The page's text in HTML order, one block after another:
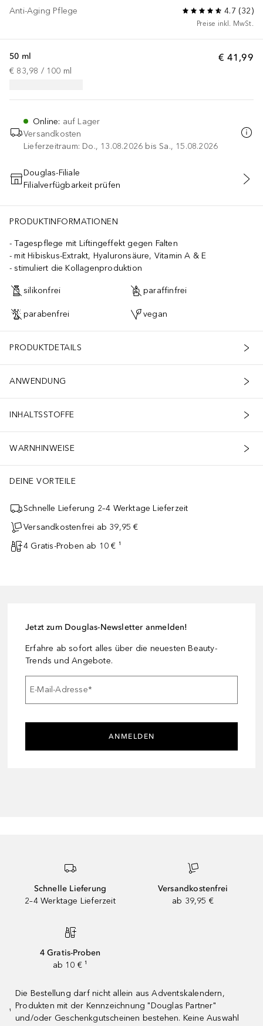
Anti-Aging Pflege 4.7 (32)
Preise inkl. MwSt.
€ 41,99
50 ml
€ 83,98 / 100 ml
Online: auf Lager
Versandkosten
Lieferzeitraum: Do., 13.08.2026 bis Sa., 15.08.2026
IN DEN WARENKORB
Douglas-Filiale
Filialverfügbarkeit prüfen
PRODUKTINFORMATIONEN
Tagespflege mit Liftingeffekt gegen Falten
mit Hibiskus-Extrakt, Hyaluronsäure, Vitamin A & E
stimuliert die Kollagenproduktion
silikonfrei paraffinfrei
parabenfrei vegan
PRODUKTDETAILS
ANWENDUNG
INHALTSSTOFFE
WARNHINWEISE
DEINE VORTEILE
Schnelle Lieferung 2–4 Werktage Lieferzeit
Versandkostenfrei ab 39,95 €
4 Gratis-Proben ab 10 € ¹
Jetzt zum Douglas-Newsletter anmelden!
Erfahre ab sofort alles über die neuesten Beauty-
Trends und Angebote.
E-Mail-Adresse*
ANMELDEN
Schnelle Lieferung
2–4 Werktage Lieferzeit
Versandkostenfrei
ab 39,95 €
4 Gratis-Proben
ab 10 € ¹
¹
Die Bestellung darf nicht allein aus Adventskalendern,
Produkten mit der Kennzeichnung "Douglas Partner"
und/oder Geschenkgutscheinen bestehen. Keine Auswahl